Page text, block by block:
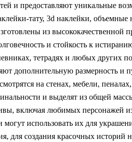
и предоставляют уникальные
тату, 3d наклейки,
из высококачественной
и стойкость к
тетрадях и любых других
дополнительную размерность и
на стенах, мебели,
и выделят из общей
включая любимых персонажей
использовать их для
для создания красочных историй